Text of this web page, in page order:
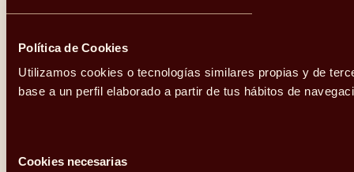
Política de Cookies
Utilizamos cookies o tecnologías similares propias y de
base a un perfil elaborado a partir de tus hábitos de
deCookies necesarias